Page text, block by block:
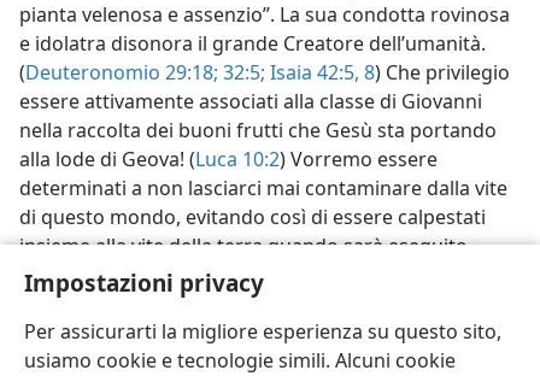
Impostazioni privacy
Per assicurarti la migliore esperienza su questo sito,
usiamo cookie e tecnologie simili. Alcuni cookie
pianta velenosa e assenzio”. La sua condotta rovinosa
e idolatra disonora il grande Creatore dell’umanità.
(Deuteronomio 29:18; 32:5; Isaia 42:5, 8) Che privilegio
essere attivamente associati alla classe di Giovanni
nella raccolta dei buoni frutti che Gesù sta portando
alla lode di Geova! (Luca 10:2) Vorremo essere
determinati a non lasciarci mai contaminare dalla vite
di questo mondo, evitando così di essere calpestati
insieme alla vite della terra quando sarà eseguito
l’avverso giudizio di Geova.